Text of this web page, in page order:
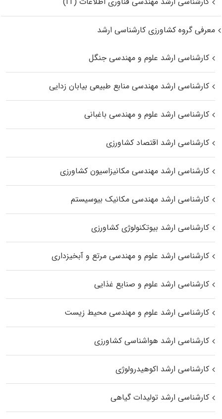
معرفی گروه کشاورزی کارشناسی ارشد
کارشناسی ارشد علوم و مهندسی جنگل
کارشناسی ارشد مهندسی منابع طبیعی بیابان زدایی
کارشناسی ارشد علوم و مهندسی باغبانی
کارشناسی ارشد اقتصاد کشاورزی
کارشناسی ارشد مهندسی مکانیزاسیون کشاورزی
کارشناسی ارشد مهندسی مکانیک بیوسیستم
کارشناسی ارشد بیوتکنولوژی کشاورزی
کارشناسی ارشد علوم و مهندسی مرتع و آبخیزداری
کارشناسی ارشد علوم و صنایع غذایی
کارشناسی ارشد علوم و مهندسی محیط زیست
کارشناسی ارشد هواشناسی کشاورزی
کارشناسی ارشد اکوهیدرولوژی
کارشناسی ارشد تولیدات گیاهی